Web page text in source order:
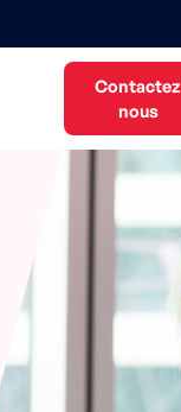
Contactez
nous